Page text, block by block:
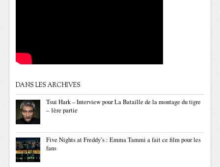
DANS LES ARCHIVES
Tsui Hark – Interview pour La Bataille de la montage du tigre
– 1ère partie
Five Nights at Freddy’s : Emma Tammi a fait ce film pour les
fans